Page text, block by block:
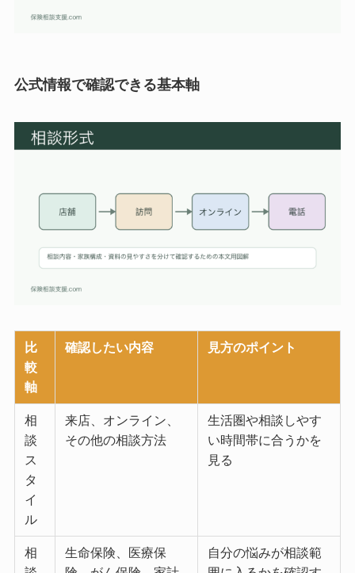
公式情報で確認できる基本軸
比
較
軸
確認したい内容 見方のポイント
相
談
ス
タ
イ
ル
来店、オンライン、
その他の相談方法
生活圏や相談しやす
い時間帯に合うかを
見る
相
生命保険、医療保
自分の悩みが相談範